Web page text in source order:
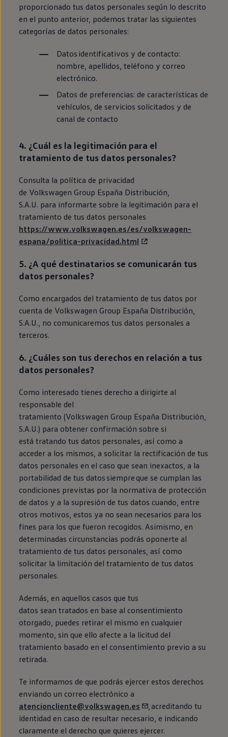
proporcionado tus datos personales según lo descrito
en el punto anterior, podemos tratar las siguientes
categorías de datos personales:
Datos identificativos y de contacto:
nombre, apellidos, teléfono y correo
electrónico.
Datos de preferencias: de características de
vehículos, de servicios solicitados y de
canal de contacto
4. ¿Cuál es la legitimación para el
tratamiento de tus datos personales?
Consulta la política de privacidad
de Volkswagen Group España Distribución,
S.A.U. para informarte sobre la legitimación para el
tratamiento de tus datos personales
https://www.volkswagen.es/es/volkswagen-
espana/politica-privacidad.html
5. ¿A qué destinatarios se comunicarán tus
datos personales?
Como encargados del tratamiento de tus datos por
cuenta de Volkswagen Group España Distribución,
S.A.U., no comunicaremos tus datos personales a
terceros.
6. ¿Cuáles son tus derechos en relación a tus
datos personales?
Como interesado tienes derecho a dirigirte al
responsable del
tratamiento(Volkswagen Group España Distribución,
S.A.U.) para obtener confirmación sobre si
está tratando tus datos personales, así como a
acceder a los mismos, a solicitar la rectificación de tus
datos personales en el caso que sean inexactos, a la
portabilidad de tus datossiempreque se cumplan las
condiciones previstas por la normativa de protección
de datos y a la supresión de tus datos cuando, entre
otros motivos, estos ya no sean necesarios para los
fines para los que fueron recogidos. Asimismo, en
determinadas circunstancias podrás oponerte al
tratamiento de tus datos personales, así como
solicitar la limitación del tratamiento de tus datos
personales.
Además, en aquellos casos que tus
datos sean tratados en base al consentimiento
otorgado, puedes retirar el mismo en cualquier
momento, sin que ello afecte a la licitud del
tratamiento basado en el consentimiento previo a su
retirada.
Te informamos de que podrás ejercer estos derechos
enviando un correo electrónico a
atencioncliente@volkswagen.es
, acreditando tu
identidad en caso de resultar necesario, e indicando
claramente el derecho que quieres ejercer.